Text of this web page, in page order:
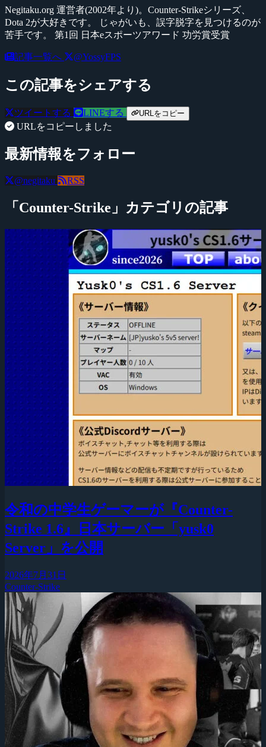
Negitaku.org 運営者(2002年より)。Counter-Strikeシリーズ、
Dota 2が大好きです。 じゃがいも、誤字脱字を見つけるのが
苦手です。 第1回 日本eスポーツアワード 功労賞受賞
記事一覧へ @YossyFPS
この記事をシェアする
ツイートする LINEする URLをコピー
URLをコピーしました
最新情報をフォロー
@negitaku RSS
「Counter-Strike」カテゴリの記事
令和の中学生ゲーマーが『Counter-
Strike 1.6』日本サーバー「yusk0
Server」を公開
2026年7月31日
Counter-Strike